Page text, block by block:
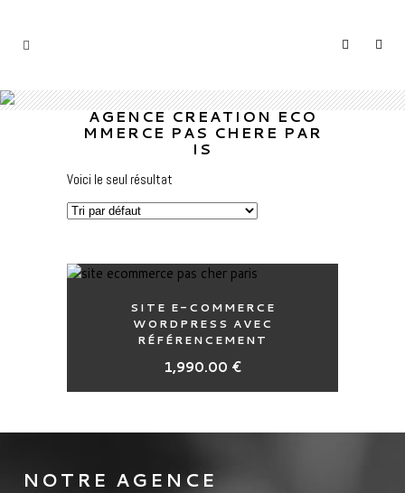
AGENCE CREATION ECO
MMERCE PAS CHERE PAR
IS
Voici le seul résultat
SITE E-COMMERCE
WORDPRESS AVEC
RÉFÉRENCEMENT
1,990.00 €
NOTRE AGENCE